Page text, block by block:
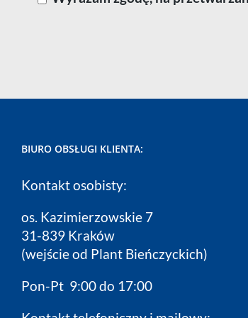
BIURO OBSŁUGI KLIENTA:
Kontakt osobisty:
os. Kazimierzowskie 7
31-839 Kraków
(wejście od Plant Bieńczyckich)
Pon-Pt 9:00 do 17:00